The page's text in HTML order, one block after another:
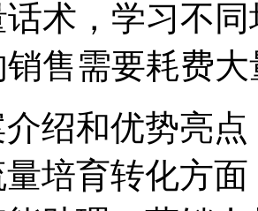
术，学习不
售需要耗费
绍和优势亮点
培育转化方面